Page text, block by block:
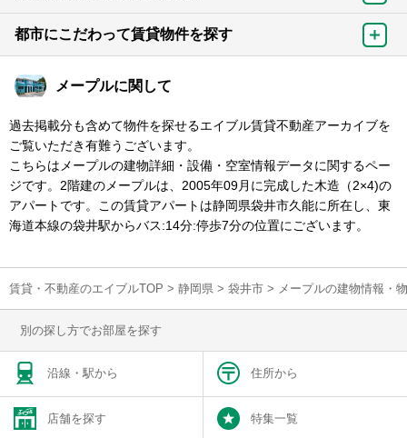
都市にこだわって賃貸物件を探す
メープルに関して
過去掲載分も含めて物件を探せるエイブル賃貸不動産アーカイブを
ご覧いただき有難うございます。
こちらはメープルの建物詳細・設備・空室情報データに関するペー
ジです。2階建のメープルは、2005年09月に完成した木造（2×4)の
アパートです。この賃貸アパートは静岡県袋井市久能に所在し、東
海道本線の袋井駅からバス:14分:停歩7分の位置にございます。
賃貸・不動産のエイブルTOP > 静岡県 > 袋井市 > メープルの建物情報・
別の探し方でお部屋を探す
沿線・駅から 住所から
店舗を探す 特集一覧